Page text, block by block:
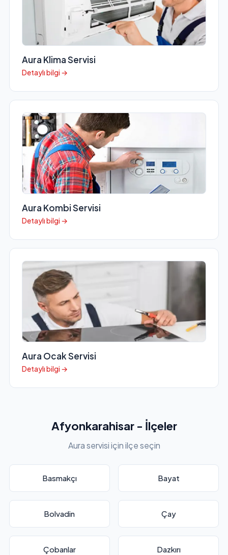
Aura Klima Servisi
Detaylı bilgi →
Aura Kombi Servisi
Detaylı bilgi →
Aura Ocak Servisi
Detaylı bilgi →
Afyonkarahisar - İlçeler
Aura servisi için ilçe seçin
Basmakçı Bayat
Bolvadin Çay
Çobanlar Dazkırı